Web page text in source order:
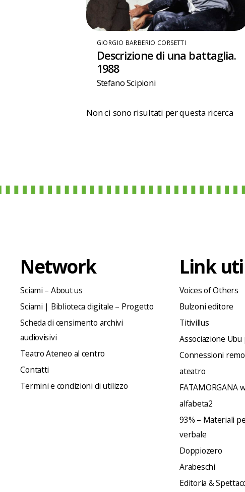
GIORGIO BARBERIO CORSETTI
Descrizione di una battaglia.
1988
Stefano Scipioni
Non ci sono risultati per questa ricerca
Network
Sciami – About us
Sciami | Biblioteca digitale – Progetto
Scheda di censimento archivi
audiovisivi
Teatro Ateneo al centro
Contatti
Termini e condizioni di utilizzo
Link
Voices of Others
Bulzoni editore
Titivillus
Associazione
Connessioni
ateatro
FATAMORGANA
alfabeta2
93% – Materiali
verbale
Doppiozero
Arabeschi
Editoria &